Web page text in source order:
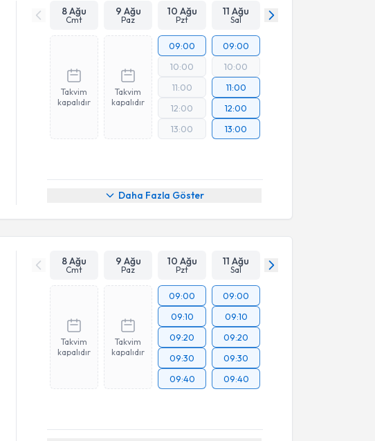
8 Ağu
Cmt
9 Ağu
Paz
10 Ağu
Pzt
11 Ağu
Sal
Takvim
kapalıdır
Takvim
kapalıdır
09:00
10:00
11:00
12:00
13:00
09:00
10:00
11:00
12:00
13:00
Daha Fazla Göster
8 Ağu
Cmt
9 Ağu
Paz
10 Ağu
Pzt
11 Ağu
Sal
Takvim
kapalıdır
Takvim
kapalıdır
09:00
09:10
09:20
09:30
09:40
09:00
09:10
09:20
09:30
09:40